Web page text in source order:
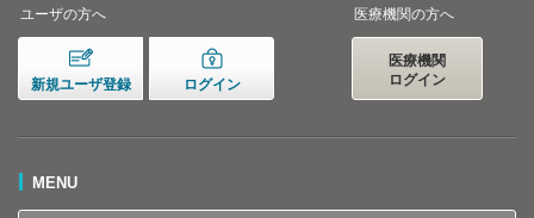
ユーザの方へ
新規ユーザ登録 ログイン
医療機関の方へ
医療機関
ログイン
MENU